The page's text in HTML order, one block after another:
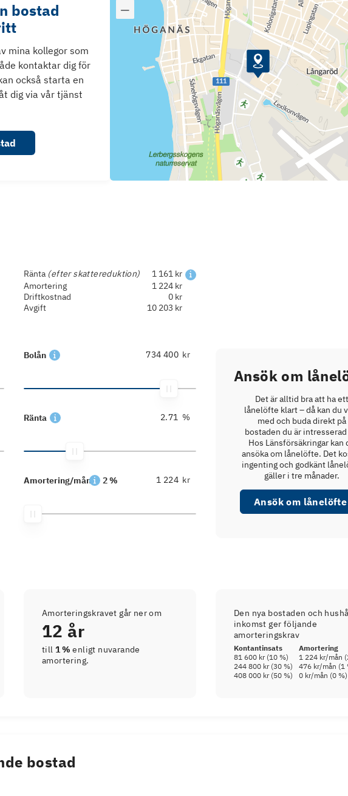
bostad
mina kollegor som
kontaktar dig för
också starta en
dig via vår tjänst
Ränta (efter skattereduktion)
1 161 kr
Amortering
1 224 kr
Driftkostnad
0 kr
Avgift
10 203 kr
Bolån kr
Ränta %
Amortering/mån 2 % kr
Ansök om
Det är alltid bra att ha ett
lånelöfte klart – då kan du
med och buda direkt på
bostaden du är intresserad
Hos Länsförsäkringar kan
ansöka om lånelöfte. Det
ingenting och godkänt
gäller i tre månader.
Ansök om lånelöfte
Amorteringskravet går ner om
12 år
till1 % enligt nuvarande
amortering.
Den nya bostaden och
inkomst ger följande
amorteringskrav
Kontantinsats
Amortering
81 600 kr(10 %) 1 224 kr/mån (
244 800 kr(30 %) 476 kr/mån (1
408 000 kr(50 %) 0 kr/mån (0 %)
bostad